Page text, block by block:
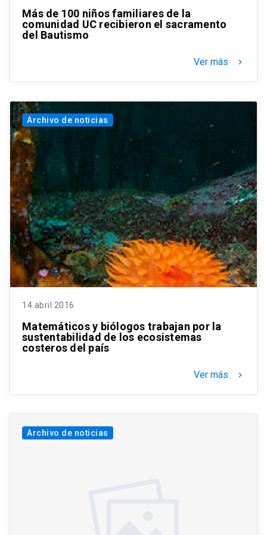
Más de 100 niños familiares de la
comunidad UC recibieron el sacramento
del Bautismo
Ver más keyboard_arrow_right
Archivo de noticias
14 abril 2016
Matemáticos y biólogos trabajan por la
sustentabilidad de los ecosistemas
costeros del país
Ver más keyboard_arrow_right
Archivo de noticias